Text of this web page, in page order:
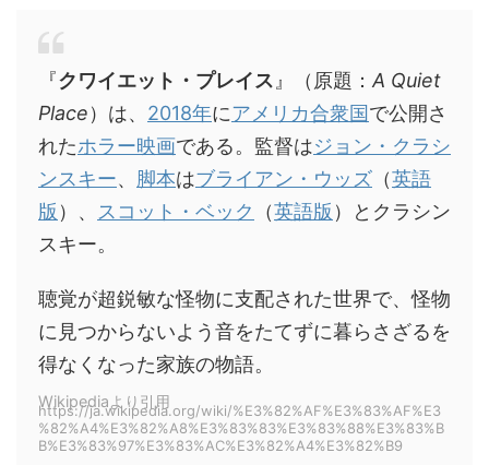
『クワイエット・プレイス 』（原題： A Quiet
Place）は、 2018年にアメリカ合衆国で公開さ
れたホラー映画である。監督はジョン・クラシ
ンスキー、 脚本はブライアン・ウッズ （英語
版 ）、 スコット・ベック （英語版 ）とクラシン
スキー。
聴覚が超鋭敏な怪物に支配された世界で、怪物
に見つからないよう音をたてずに暮らさざるを
得なくなった家族の物語。
Wikipediaより引用
https://ja.wikipedia.org/wiki/%E3%82%AF%E3%83%AF%E3
%82%A4%E3%82%A8%E3%83%83%E3%83%88%E3%83%B
B%E3%83%97%E3%83%AC%E3%82%A4%E3%82%B9